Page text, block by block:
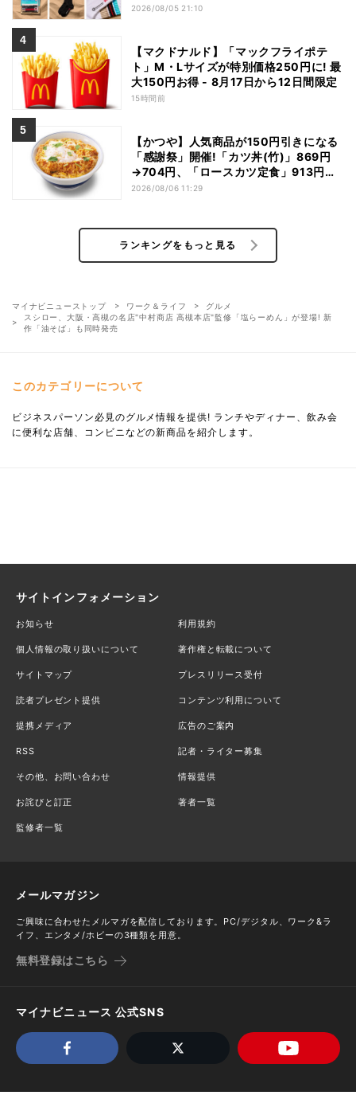
2026/08/05 21:10
【マクドナルド】「マックフライポテ
ト」M・Lサイズが特別価格250円に! 最
大150円お得 - 8月17日から12日間限定
15時間前
【かつや】人気商品が150円引きになる
「感謝祭」開催!「カツ丼(竹)」869円
→704円、「ロースカツ定食」913円
→748円に - 8日間限定
2026/08/06 11:29
ランキングをもっと見る
マイナビニューストップ ワーク＆ライフ
グルメ
スシロー、大阪・高槻の名店"中村商店 高槻本店"監修「塩らーめん」が登場! 新
作「油そば」も同時発売
このカテゴリーについて
ビジネスパーソン必見のグルメ情報を提供! ランチやディナー、飲み会
に便利な店舗、コンビニなどの新商品を紹介します。
サイトインフォメーション
お知らせ 利用規約
個人情報の取り扱いについて 著作権と転載について
サイトマップ プレスリリース受付
読者プレゼント提供 コンテンツ利用について
提携メディア 広告のご案内
RSS 記者・ライター募集
その他、お問い合わせ 情報提供
お詫びと訂正 著者一覧
監修者一覧
メールマガジン
ご興味に合わせたメルマガを配信しております。PC/デジタル、ワーク&ラ
イフ、エンタメ/ホビーの3種類を用意。
無料登録はこちら
マイナビニュース 公式SNS